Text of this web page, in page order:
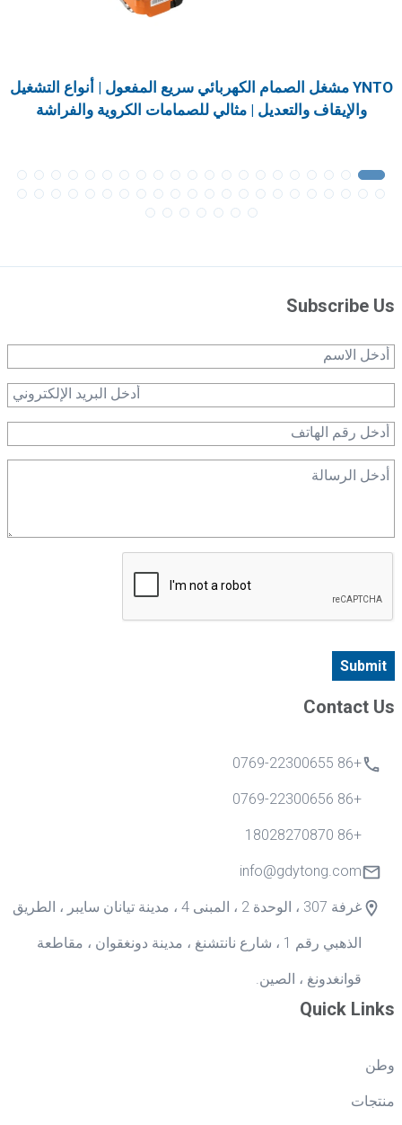
YNTO مشغل الصمام الكهربائي سريع المفعول | أنواع التشغيل
والإيقاف والتعديل | مثالي للصمامات الكروية والفراشة
Quick Links
وطن
منتجات
Contact Us
+86 0769-22300655
+86 0769-22300656
+86 18028270870
info@gdytong.com
غرفة 307 ، الوحدة 2 ، المبنى 4 ، مدينة تيانان سايبر ، الطريق
الذهبي رقم 1 ، شارع نانتشنغ ، مدينة دونغقوان ، مقاطعة
قوانغدونغ ، الصين.
Subscribe Us
Submit